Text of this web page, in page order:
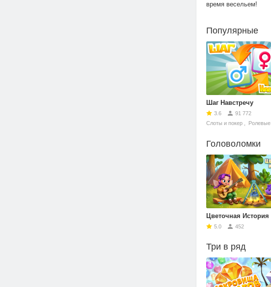
время весельем!
Популярные
Шаг Навстречу
3.6
91 772
Слоты и покер, Ролевые
Головоломки
Цветочная История
5.0 452
Три в ряд